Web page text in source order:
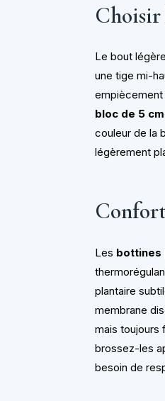
Choisir
Le bout
une tige mi-
bloc de 5 cm
couleur de la
légèrement
Les bottines
plantaire
membrane
mais toujours
brossez-les
besoin de